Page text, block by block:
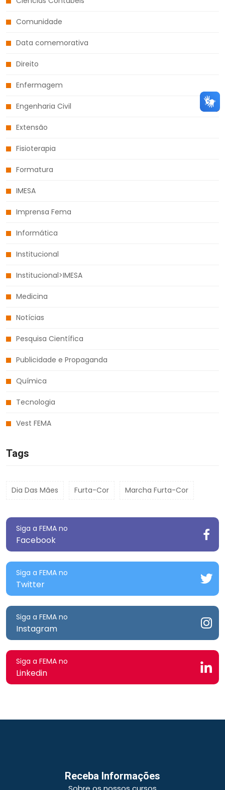
Comunidade
Data comemorativa
Direito
Enfermagem
Engenharia Civil
Extensão
Fisioterapia
Formatura
IMESA
Imprensa Fema
Informática
Institucional
Institucional>IMESA
Medicina
Notícias
Pesquisa Científica
Publicidade e Propaganda
Química
Tecnologia
Vest FEMA
Tags
Dia Das Mães Furta-Cor Marcha Furta-Cor
Siga a FEMA no
Facebook
Siga a FEMA no
Twitter
Siga a FEMA no
Instagram
Siga a FEMA no
Linkedin
Receba Informações